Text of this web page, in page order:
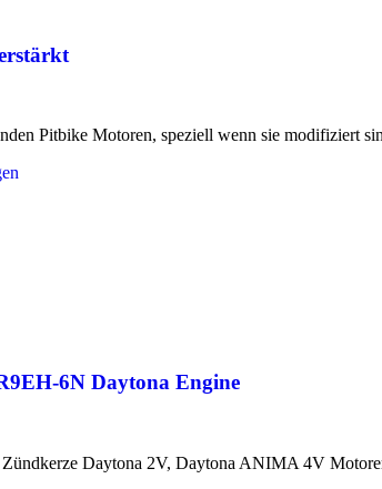
Pitbike Motoren, speziell wenn sie modifiziert
6N Daytona Engine
Daytona 2V, Daytona ANIMA 4V